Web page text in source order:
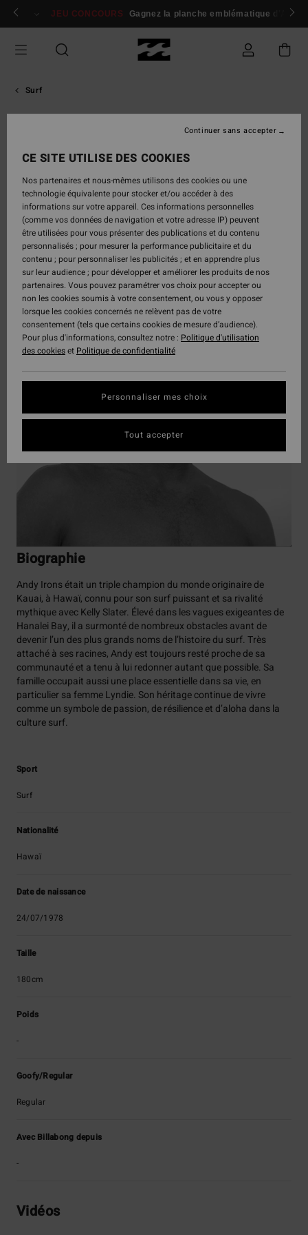
Aller
Se connecter / s'inscrire
JEU CONCOURS Gagnez la planche emblématique d'Andy
Surf
Irons
Triple champion du monde originaire d’Hawaï, Andy Irons a
marqué l’histoire du surf par son style puissant, son mental de
compétiteur et l’héritage immense qu’il laisse derrière lui.

Biographie
Andy Irons était un triple champion du monde originaire de
Kauai, à Hawaï, connu pour son surf puissant et sa rivalité
mythique avec Kelly Slater. Élevé dans les vagues exigeantes de
Hanalei Bay, il a surmonté de nombreux obstacles avant de
devenir l’un des plus grands noms de l’histoire du surf. Très
attaché à ses racines, Andy est toujours resté proche de sa
communauté et a tenu à lui redonner autant que possible. Sa
famille occupait aussi une place essentielle dans sa vie, en
particulier sa femme Lyndie. Son héritage continue de vivre
comme un symbole de passion, de résilience et d’aloha dans la
culture surf.
Sport
Surf
Nationalité
Hawaï
Date de naissance
24/07/1978
Taille
180cm
Poids
-
Goofy/Regular
Regular
Avec Billabong depuis
-
Vidéos
CE SITE UTILISE DES COOKIES
Nos partenaires et nous-mêmes utilisons des cookies ou une
technologie équivalente pour stocker et/ou accéder à des
informations sur votre appareil. Ces informations personnelles
(comme vos données de navigation et votre adresse IP) peuvent
être utilisées pour vous présenter des publications et du contenu
personnalisés ; pour mesurer la performance publicitaire et du
contenu ; pour personnaliser les publicités ; et en apprendre plus
sur leur audience ; pour développer et améliorer les produits de nos
partenaires. Vous pouvez paramétrer vos choix pour accepter ou
non les cookies soumis à votre consentement, ou vous y opposer
lorsque les cookies concernés ne relèvent pas de votre
consentement (tels que certains cookies de mesure d’audience).
Pour plus d'informations, consultez notre : Politique d'utilisation
des cookieset Politique de confidentialité
Personnaliser mes choix
Continuer sans accepter
Tout accepter